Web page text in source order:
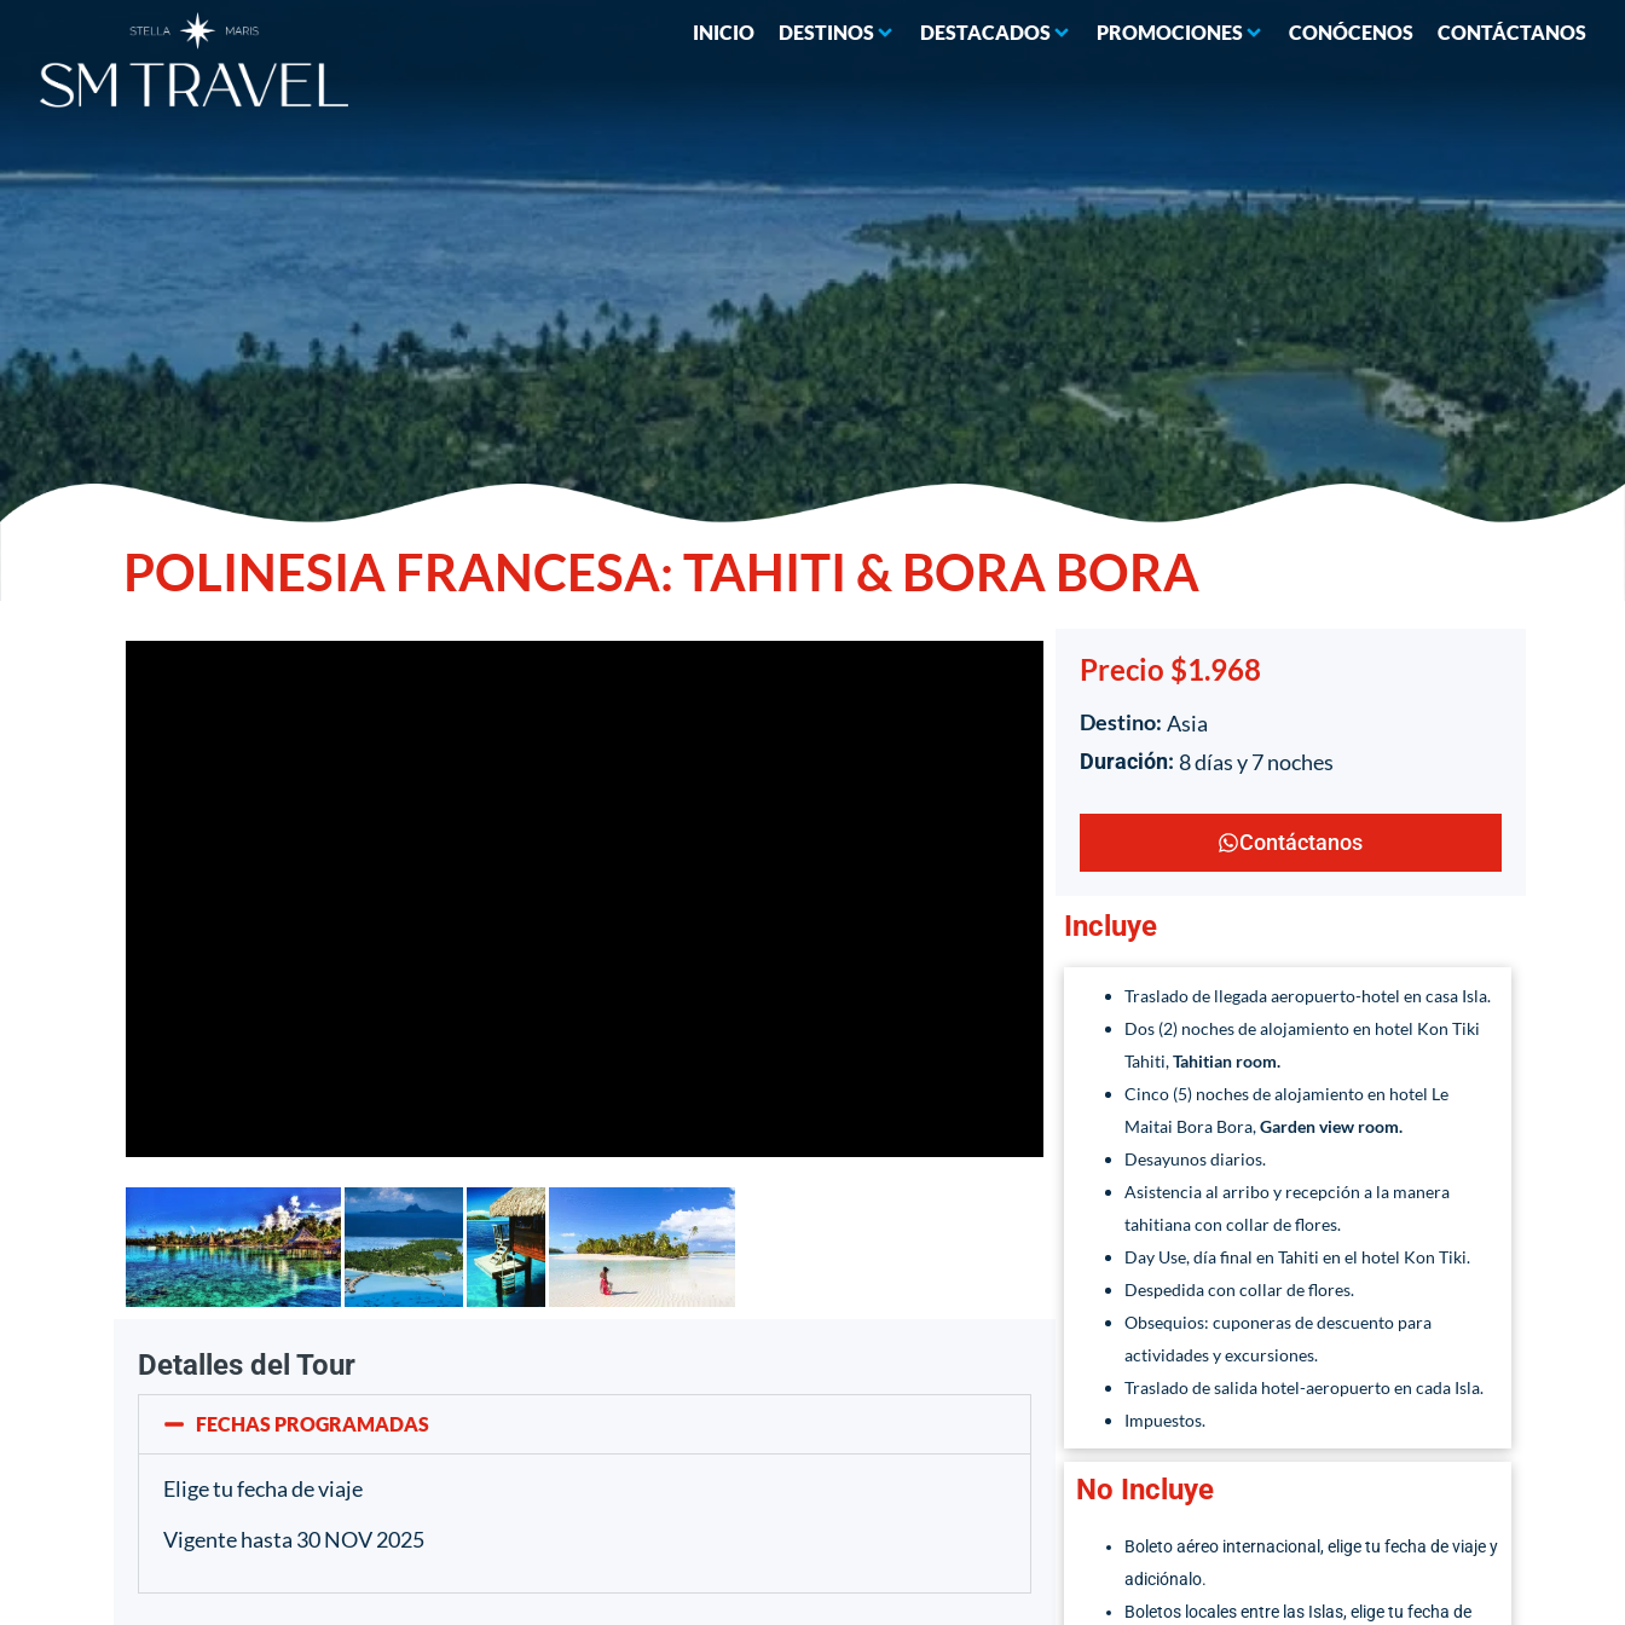
INICIO DESTINOS DESTACADOS PROMOCIONES CONÓCENOS CONTÁCTANOS
POLINESIA FRANCESA: TAHITI & BORA BORA
Detalles del Tour
FECHAS PROGRAMADAS
Elige tu fecha de viaje
Vigente hasta 30 NOV 2025
Precio $1.968
Destino: Asia
Duración: 8 días y 7 noches
Contáctanos
Incluye
Traslado de llegada aeropuerto-hotel en casa Isla.
Dos (2) noches de alojamiento en hotel Kon Tiki
Tahiti,Tahitian room.
Cinco (5) noches de alojamiento en hotel Le
Maitai Bora Bora,Garden view room.
Desayunos diarios.
Asistencia al arribo y recepción a la manera
tahitiana con collar de flores.
Day Use, día final en Tahiti en el hotel Kon Tiki.
Despedida con collar de flores.
Obsequios: cuponeras de descuento para
actividades y excursiones.
Traslado de salida hotel-aeropuerto en cada Isla.
Impuestos.
No Incluye
Boleto aéreo internacional, elige tu fecha de viaje y
adiciónalo.
Boletos locales entre las Islas, elige tu fecha de